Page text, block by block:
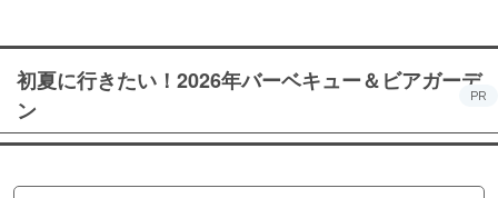
初夏に行きたい！2026年バーベキュー＆ビアガーデ
ン
PR